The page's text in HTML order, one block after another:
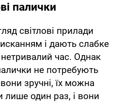
палички
світлові прилади
і дають слабке
нетривалий час. Однак
не потребують
зручні, їх можна
лише один раз, і вони